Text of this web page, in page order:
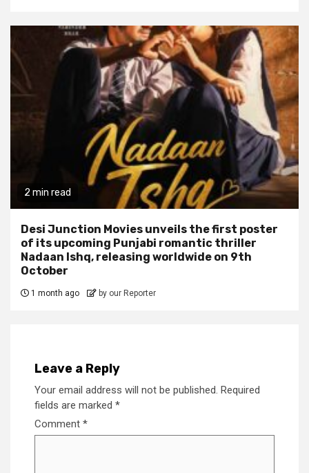
2 min read
Desi Junction Movies unveils the first poster
of its upcoming Punjabi romantic thriller
Nadaan Ishq, releasing worldwide on 9th
October
1 month ago by our Reporter
Leave a Reply
Your email address will not be published. Required
fields are marked *
Comment *